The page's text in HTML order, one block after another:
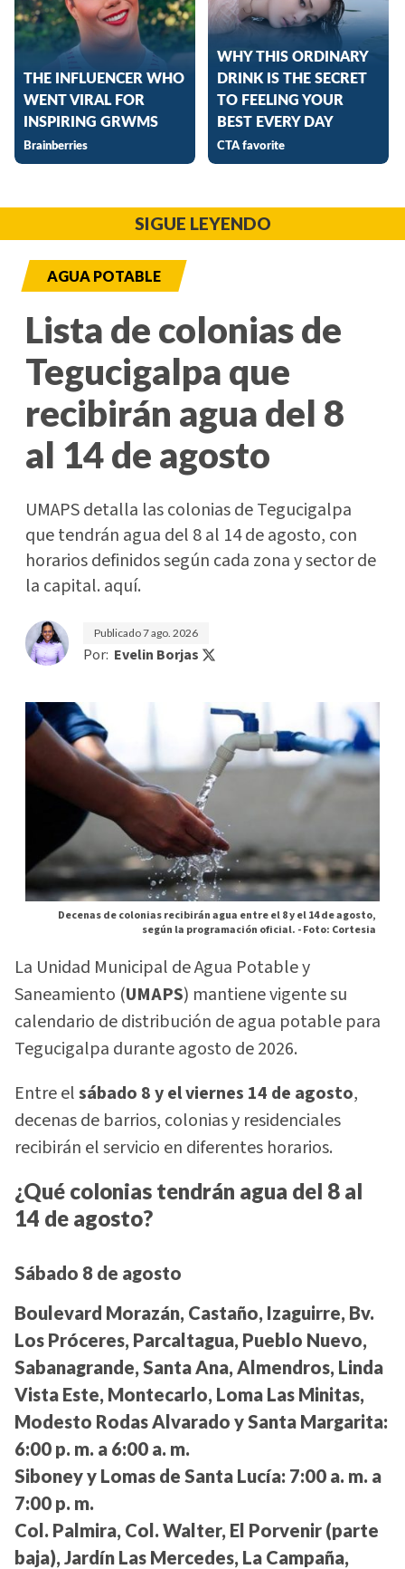
SIGUE LEYENDO
AGUA POTABLE
Lista de colonias de
Tegucigalpa que
recibirán agua del 8
al 14 de agosto
UMAPS detalla las colonias de Tegucigalpa
que tendrán agua del 8 al 14 de agosto, con
horarios definidos según cada zona y sector de
la capital. aquí.
Publicado7 ago. 2026
Por: Evelin Borjas
Decenas de colonias recibirán agua entre el 8 y el 14 de agosto,
según la programación oficial. -Foto: Cortesia
La Unidad Municipal de Agua Potable y
Saneamiento (UMAPS) mantiene vigente su
calendario de distribución de agua potable para
Tegucigalpa durante agosto de 2026.
Entre elsábado 8 y el viernes 14 de agosto,
decenas de barrios, colonias y residenciales
recibirán el servicio en diferentes horarios.
¿Qué colonias tendrán agua del 8 al
14 de agosto?
Sábado 8 de agosto
Boulevard Morazán, Castaño, Izaguirre, Bv.
Los Próceres, Parcaltagua, Pueblo Nuevo,
Sabanagrande, Santa Ana, Almendros, Linda
Vista Este, Montecarlo, Loma Las Minitas,
Modesto Rodas Alvarado y Santa Margarita:
6:00 p. m. a 6:00 a. m.
Siboney y Lomas de Santa Lucía: 7:00 a. m. a
7:00 p. m.
Col. Palmira, Col. Walter, El Porvenir (parte
baja), Jardín Las Mercedes, La Campaña,